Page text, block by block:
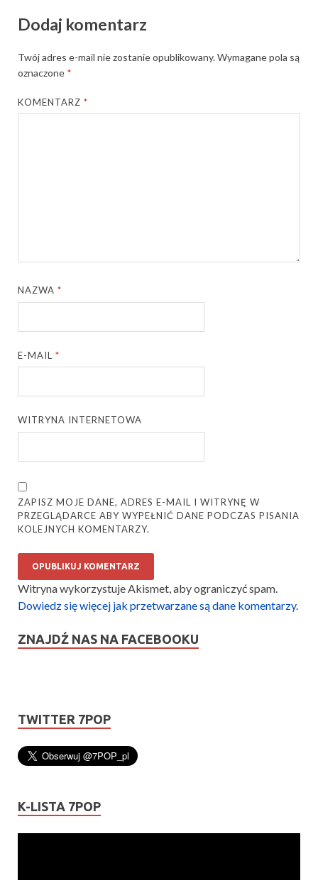
Dodaj komentarz
Twój adres e-mail nie zostanie opublikowany.Wymagane pola są
oznaczone *
KOMENTARZ*
NAZWA*
E-MAIL*
WITRYNA INTERNETOWA
ZAPISZ MOJE DANE, ADRES E-MAIL I WITRYNĘ W
PRZEGLĄDARCE ABY WYPEŁNIĆ DANE PODCZAS PISANIA
KOLEJNYCH KOMENTARZY.
Witryna wykorzystuje Akismet, aby ograniczyć spam.
Dowiedz się więcej jak przetwarzane są dane komentarzy.
ZNAJDŹ NAS NA FACEBOOKU
TWITTER 7POP
K-LISTA 7POP